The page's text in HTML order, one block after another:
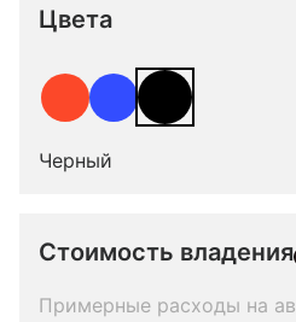
Цвета
Черный
Стоимость владения
Примерные расходы на